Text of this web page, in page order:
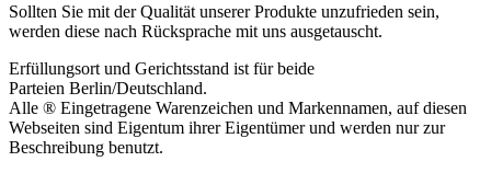
Sollten Sie mit der Qualität unserer Produkte unzufrieden sein,
werden diese nach Rücksprache mit uns ausgetauscht.
Erfüllungsort und Gerichtsstand ist für beide
Parteien Berlin/Deutschland.
Alle ® Eingetragene Warenzeichen und Markennamen, auf diesen
Webseiten sind Eigentum ihrer Eigentümer und werden nur zur
Beschreibung benutzt.